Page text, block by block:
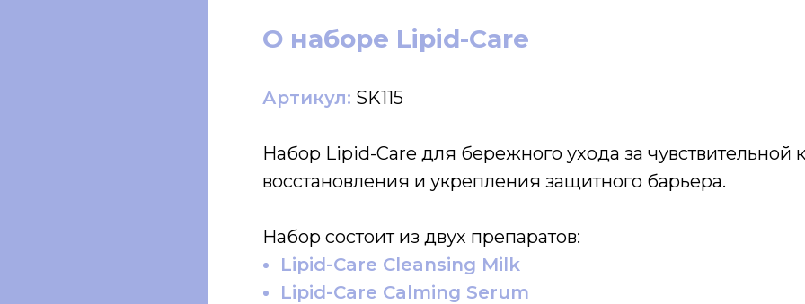
О наборе Lipid-Care
Артикул: SK115
Набор Lipid-Care для бережного ухода за чувствительной
восстановления и укрепления защитного барьера.
Набор состоит из двух препаратов:
Lipid-Care Cleansing Milk
Lipid-Care Calming Serum